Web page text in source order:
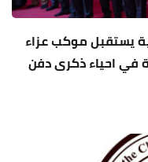
يستقبل موكب عزاء
في احياء ذكرى دفن